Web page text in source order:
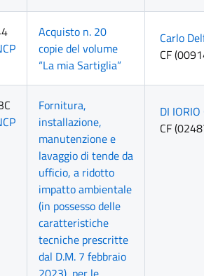
Acquisto n. 20
copie del volume
“La mia Sartiglia”
Carlo
CF
Fornitura,
installazione,
manutenzione e
lavaggio di tende da
ufficio, a ridotto
impatto ambientale
(in possesso delle
caratteristiche
tecniche prescritte
dal D.M. 7 febbraio
DI IORIO
CF